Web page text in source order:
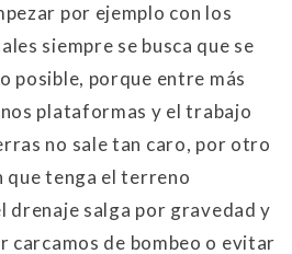
por ejemplo con los
siempre se busca que se
posible, porque entre más
plataformas y el trabajo
no sale tan caro, por otro
que tenga el terreno
drenaje salga por gravedad y
carcamos de bombeo o evitar